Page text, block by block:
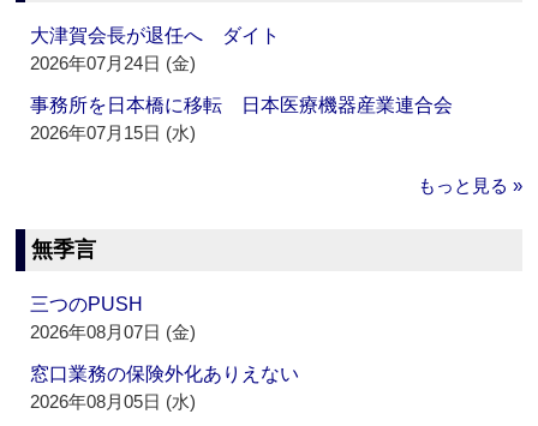
大津賀会長が退任へ ダイト
2026年07月24日 (金)
事務所を日本橋に移転 日本医療機器産業連合会
2026年07月15日 (水)
もっと見る »
無季言
三つのPUSH
2026年08月07日 (金)
窓口業務の保険外化ありえない
2026年08月05日 (水)